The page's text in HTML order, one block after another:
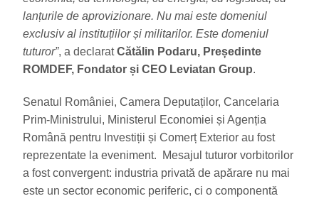
lanțurile de aprovizionare. Nu mai este domeniul
exclusiv al instituțiilor și militarilor. Este domeniul
tuturor”, a declaratCătălin Podaru, Președinte
ROMDEF, Fondator și CEO Leviatan Group.
Senatul României, Camera Deputaților, Cancelaria
Prim-Ministrului, Ministerul Economiei și Agenția
Română pentru Investiții și Comerț Exterior au fost
reprezentate la eveniment. Mesajul tuturor vorbitorilor
a fost convergent: industria privată de apărare nu mai
este un sector economic periferic, ci o componentă